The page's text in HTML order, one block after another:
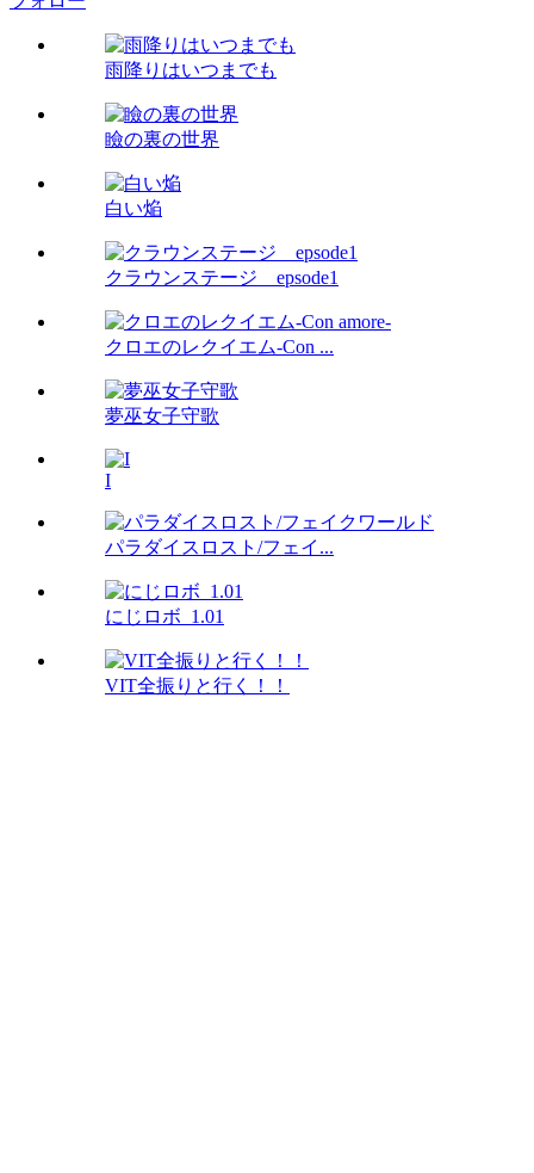
雨降りはいつまでも
瞼の裏の世界
白い焔
クラウンステージ epsode1
クロエのレクイエム-Con ...
夢巫女子守歌
I
パラダイスロスト/フェイ...
にじロボ_1.01
VIT全振りと行く！！